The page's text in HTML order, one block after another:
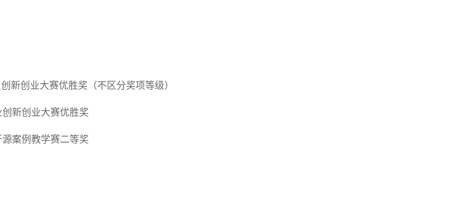
新创业大赛优胜奖（不区分奖项等级）
新创业大赛优胜奖
案例教学赛二等奖